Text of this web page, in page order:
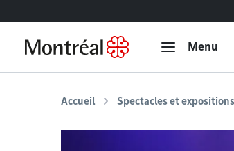
Menu
Accueil Spectacles et expositions